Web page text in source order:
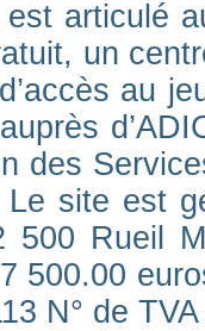
articulé
un
au
auprès
des
Le site est
500 Rueil
500.00
N° de